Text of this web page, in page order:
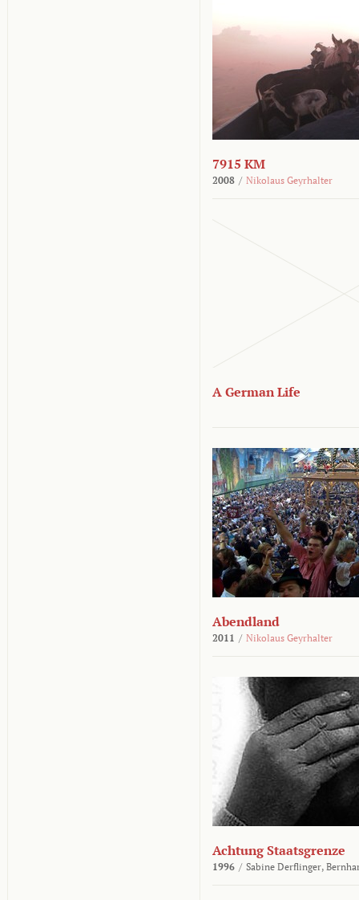
7915 KM
2008 / Nikolaus Geyrhalter
A German Life
Abendland
2011 / Nikolaus Geyrhalter
Achtung Staatsgrenze
1996 / Sabine Derflinger,